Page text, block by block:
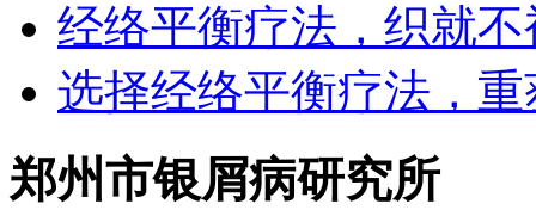
经络平衡疗法，织就
选择经络平衡疗法，
郑州市银屑病研究所